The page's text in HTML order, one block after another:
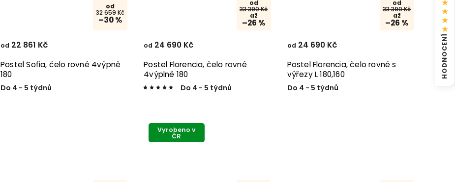
od
32 659 Kč
–30 %
Postel Sofia, čelo rovné 4výpně
180
Do 4 - 5 týdnů
od 22 861 Kč
od
33 390 Kč
až
–26 %
Postel Florencia, čelo rovné
4výplně 180
Do 4 - 5 týdnů
od 24 690 Kč
od
33 390 Kč
až
–26 %
Postel Florencia, čelo rovné s
výřezy L 180,160
Do 4 - 5 týdnů
od 24 690 Kč
Vyrobeno v
ČR
★
★
★
HODNOCENÍ